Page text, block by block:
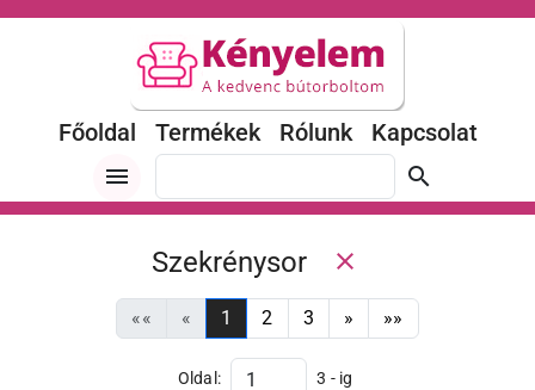
Főoldal Termékek Rólunk
Kapcsolat
menu
search
Szekrénysor close
«« « 1 2 3 » »»
Oldal: 3 - ig